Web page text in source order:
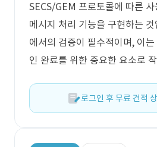
SECS/GEM 프로토콜에 따른
메시지 처리 기능을 구현하는 것
에서의 검증이 필수적이며, 이
인 완료를 위한 중요한 요소로
로그인 후 무료 견적